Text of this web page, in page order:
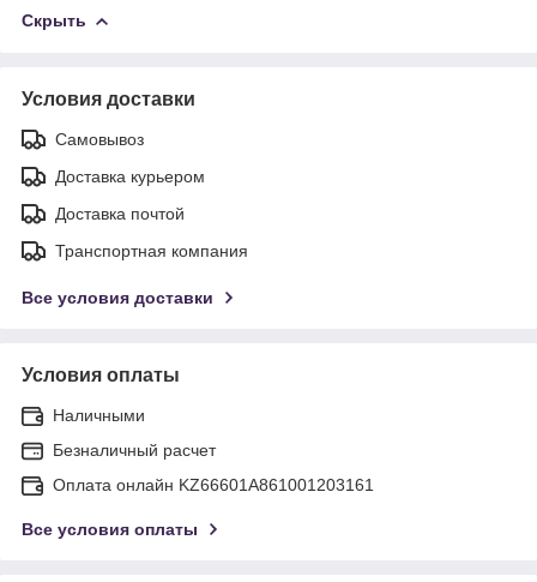
Скрыть
Условия доставки
Самовывоз
Доставка курьером
Доставка почтой
Транспортная компания
Все условия доставки
Условия оплаты
Наличными
Безналичный расчет
Оплата онлайн KZ66601A861001203161
Все условия оплаты